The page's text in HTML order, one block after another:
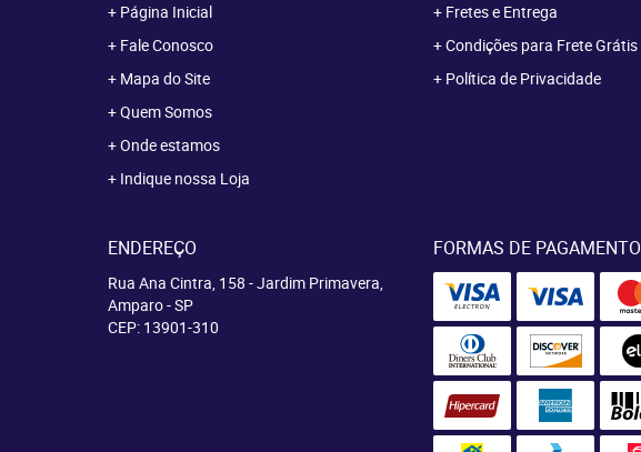
Página Inicial
Fale Conosco
Mapa do Site
Quem Somos
Onde estamos
Indique nossa Loja
Fretes e Entrega
Condições para Frete Grátis
Política de Privacidade
ENDEREÇO
Rua Ana Cintra, 158 -Jardim Primavera,
Amparo-SP
CEP: 13901-310
FORMAS DE PAGAMENTO